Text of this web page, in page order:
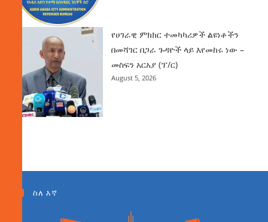
የሀገራዊ ምክክር ተመካካሪዎች ልዩነቶችን
በመሻገር በጋራ ጉዳዮች ላይ እየመከሩ ነው –
መስፍን አርአያ (ፕ/ር)
August 5, 2026
ስለ እኛ